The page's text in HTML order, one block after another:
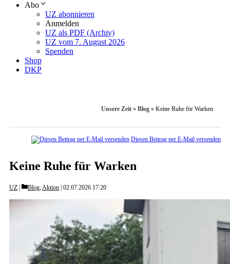
Abo
UZ abonnieren
Anmelden
UZ als PDF (Archiv)
UZ vom 7. August 2026
Spenden
Shop
DKP
Unsere Zeit » Blog » Keine Ruhe für Warken
Diesen Beitrag per E-Mail versenden
Keine Ruhe für Warken
UZ Categories
Blog,Aktion 02.07.2026 17:20